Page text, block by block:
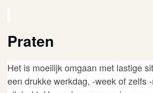
Praten
Het is moeilijk omgaan met lastige
een drukke werkdag, -week of zelfs